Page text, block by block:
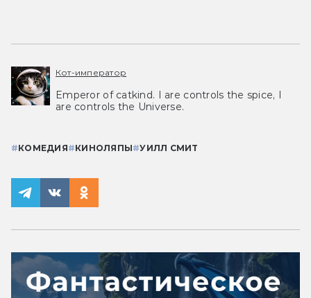
Кот-император
Emperor of catkind. I are controls the spice, I
are controls the Universe.
#КОМЕДИЯ#КИНОЛЯПЫ#УИЛЛ СМИТ